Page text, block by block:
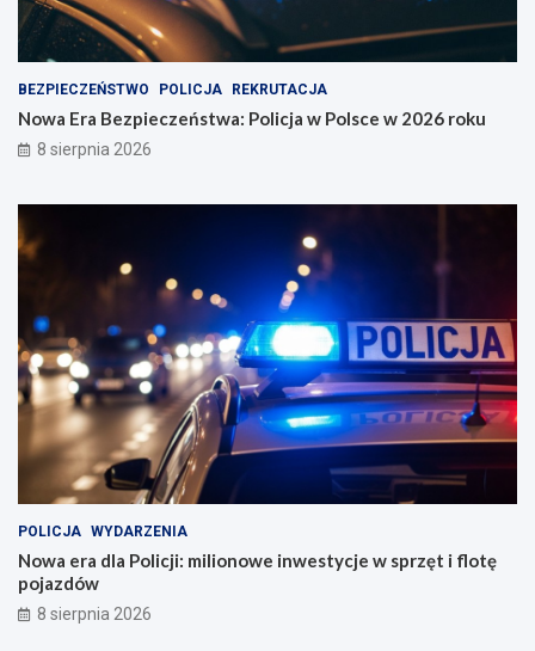
z
d
a
w
Ł
o
d
2
0
2
6
r
o
k
BEZPIECZEŃSTWO POLICJA REKRUTACJA
Nowa Era Bezpieczeństwa: Policja w Polsce w 2026 roku
8 sierpnia 2026
POLICJA WYDARZENIA
Nowa era dla Policji: milionowe inwestycje w sprzęt i flotę
pojazdów
8 sierpnia 2026